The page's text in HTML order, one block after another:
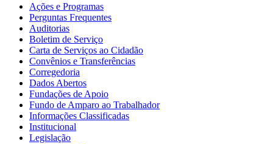
Ações e Programas
Perguntas Frequentes
Auditorias
Boletim de Serviço
Carta de Serviços ao Cidadão
Convênios e Transferências
Corregedoria
Dados Abertos
Fundações de Apoio
Fundo de Amparo ao Trabalhador
Informações Classificadas
Institucional
Legislação